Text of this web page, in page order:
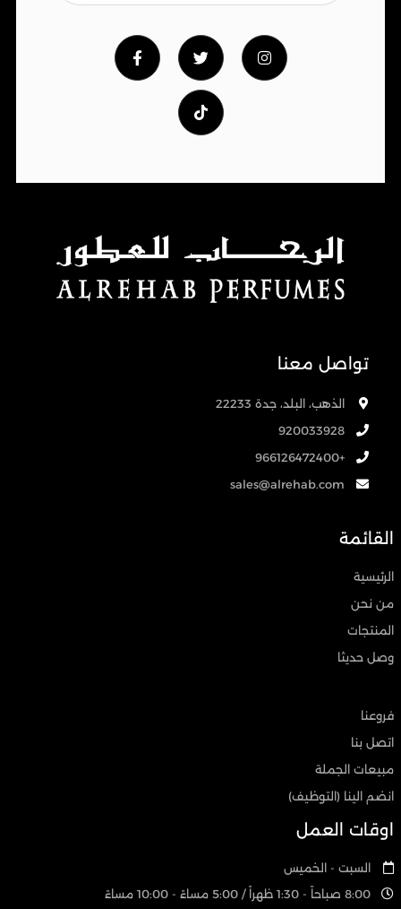
تواصل معنا
الذهب، البلد، جدة 22233
920033928
+966126472400
sales@alrehab.com
القائمة
الرئيسية
من نحن
المنتجات
وصل حديثا
فروعنا
اتصل بنا
مبيعات الجملة
انضم الينا (التوظيف)
اوقات العمل
السبت - الخميس
8:00 صباحاً - 1:30 ظهراً / 5:00 مساءً - 10:00 مساءً